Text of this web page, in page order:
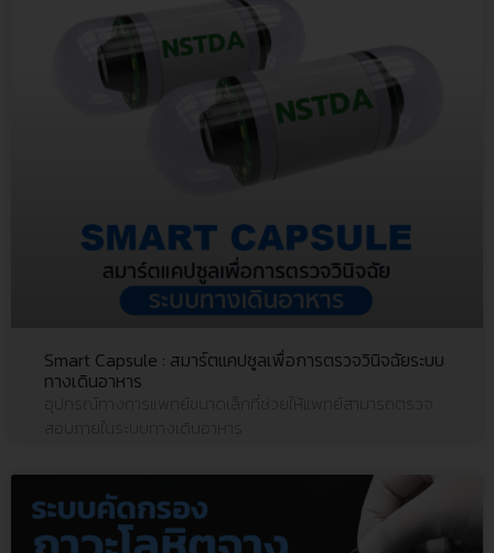
Smart Capsule : สมาร์ตแคปซูลเพื่อการตรวจวินิจฉัยระบบ
ทางเดินอาหาร
อุปกรณ์ทางการแพทย์ขนาดเล็กที่ช่วยให้แพทย์สามารถตรวจ
สอบภายในระบบทางเดินอาหาร